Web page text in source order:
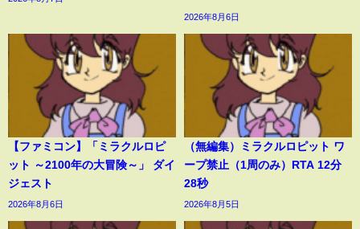
2026年8月6日
【ファミコン】「ミラクルロピ
ット ～2100年の大冒険～」 ダイ
ジェスト
2026年8月6日
（無編集）ミラクルロピット ワ
ープ禁止（1周のみ）RTA 12分
28秒
2026年8月5日